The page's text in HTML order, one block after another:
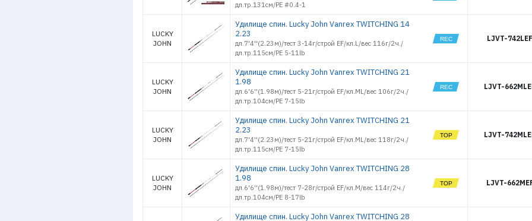
дл.тр.131см/PE #0.4-1
LUCKY
JOHN
Удилище спин. Lucky John Vanrex TWITCHING 14
2.23
дл.7'4''(2.23м)/тест 3-14г/строй EF/кл.L/вес 116г/2ч./
дл.тр.115см/PE 5-11lb
LJVT-742LEF
LUCKY
JOHN
Удилище спин. Lucky John Vanrex TWITCHING 21
1.98
дл.6'6''(1.98м)/тест 5-21г/строй EF/кл.ML/вес 106г/2ч./
дл.тр.104см/PE 7-15lb
LJVT-
LUCKY
JOHN
Удилище спин. Lucky John Vanrex TWITCHING 21
2.23
дл.7'4''(2.23м)/тест 5-21г/строй EF/кл.ML/вес 118г/2ч./
дл.тр.115см/PE 7-15lb
LJVT-
LUCKY
JOHN
Удилище спин. Lucky John Vanrex TWITCHING 28
1.98
дл.6'6''(1.98м)/тест 7-28г/строй EF/кл.M/вес 114г/2ч./
дл.тр.104см/PE 8-17lb
LJVT-
Удилище спин. Lucky John Vanrex TWITCHING 28